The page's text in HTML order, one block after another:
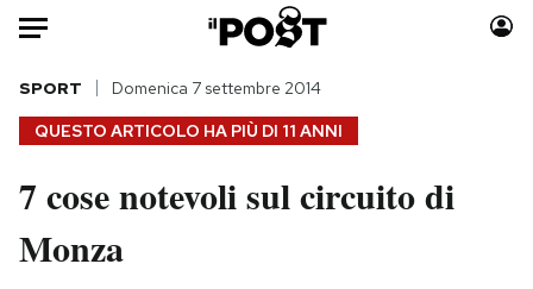
Auto
HOME
Italia
Politica
Moda
QUESTO ARTICOLO HA PIÙ DI 11 ANNI
SPORT Domenica 7 settembre 2014
7 cose notevoli sul circuito di
Monza